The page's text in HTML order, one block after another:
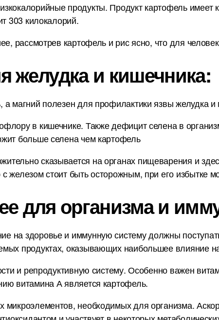
продукты. Продукт картофель имеет
303 килокалорий.
рассмотрев картофель и рис ясно, что для
желудка и кишечника:
магний полезен для профилактики язвы желудка и
в кишечнике. Также дефицит селена в
больше селена чем картофель
сказывается на органах пищеварения и
стоит быть осторожным, при его избытке
для организма и
на здоровье и иммунную систему должны
продуктах, оказывающих наибольшее влияние
и репродуктивную систему. Особенно важен
витамина А является картофель.
необходимых для организма.